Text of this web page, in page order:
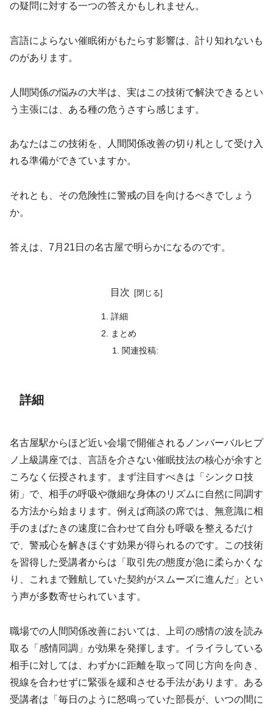
の疑問に対する一つの答えかもしれません。
言語によらない催眠術がもたらす影響は、計り知れないも
のがあります。
人間関係の悩みの大半は、実はこの技術で解決できるとい
う主張には、ある種の危うさすら感じます。
あなたはこの技術を、人間関係改善の切り札として受け入
れる準備ができていますか。
それとも、その危険性に警戒の目を向けるべきでしょう
か。
答えは、7月21日の名古屋で明らかになるのです。
目次
詳細
まとめ
関連投稿:
詳細
名古屋駅からほど近い会場で開催されるノンバーバルヒプ
ノ上級講座では、言語を介さない催眠技法の核心が余すと
ころなく伝授されます。まず注目すべきは「シンクロ技
術」で、相手の呼吸や微細な身体のリズムに自然に同調す
る方法から始まります。例えば商談の席では、無意識に相
手のまばたきの速度に合わせて自分も呼吸を整えるだけ
で、警戒心を解きほぐす効果が得られるのです。この技術
を習得した受講者からは「取引先の態度が急に柔らかくな
り、これまで難航していた契約がスムーズに進んだ」とい
う声が多数寄せられています。
職場での人間関係改善においては、上司の感情の波を読み
取る「感情同調」が効果を発揮します。イライラしている
相手に対しては、わずかに距離を取って同じ方向を向き、
視線を合わせずに緊張を緩和させる手法があります。ある
受講者は「毎日のように怒鳴っていた部長が、いつの間に